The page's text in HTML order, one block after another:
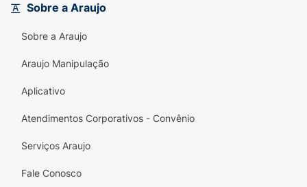
Sobre a Araujo
Sobre a Araujo
Araujo Manipulação
Aplicativo
Atendimentos Corporativos - Convênio
Serviços Araujo
Fale Conosco